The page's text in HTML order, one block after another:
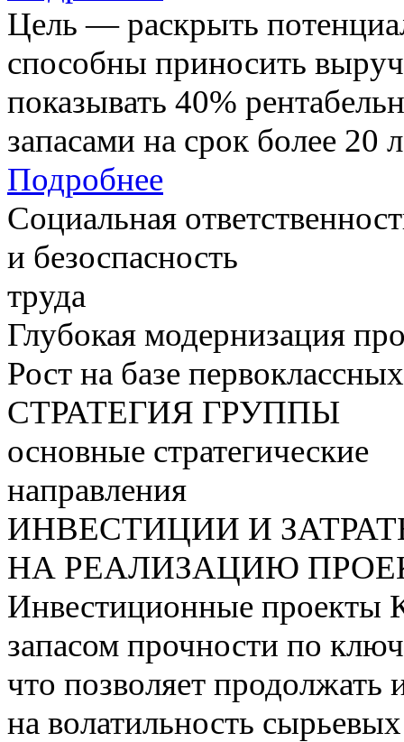
Цель — раскрыть
способны приносить
показывать 40%
запасами на срок более 20
Подробнее
Социальная
и безоспасность
труда
Глубокая модернизация
Рост на базе
СТРАТЕГИЯ ГРУППЫ
основные стратегические
направления
ИНВЕСТИЦИИ И
НА РЕАЛИЗАЦИЮ
Инвестиционные проекты
запасом прочности по
что позволяет продолжать
на волатильность